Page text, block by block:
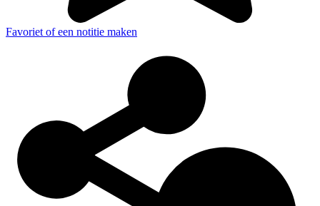
Favoriet of een notitie maken